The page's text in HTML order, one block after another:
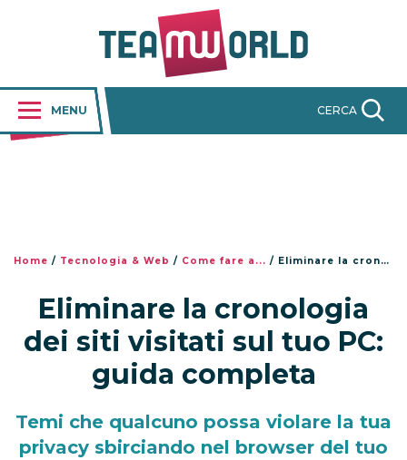
MENU CERCA
Home / Tecnologia & Web / Come fare a... / Eliminare la cronologia dei siti visitati sul tuo PC: guida completa
Eliminare la cronologia
dei siti visitati sul tuo PC:
guida completa
Temi che qualcuno possa violare la tua
privacy sbirciando nel browser del tuo